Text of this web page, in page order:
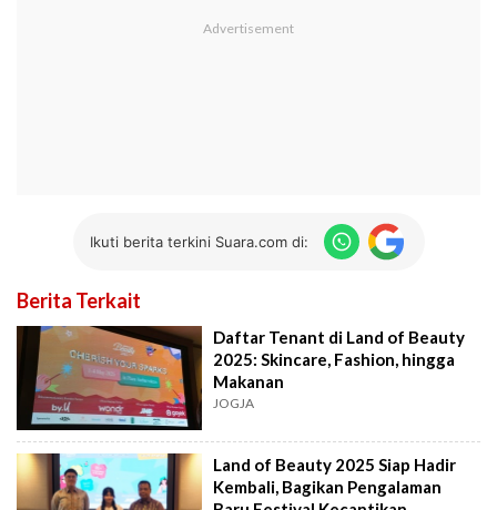
Ikuti berita terkini Suara.com di:
Berita Terkait
Daftar Tenant di Land of Beauty
2025: Skincare, Fashion, hingga
Makanan
JOGJA
Land of Beauty 2025 Siap Hadir
Kembali, Bagikan Pengalaman